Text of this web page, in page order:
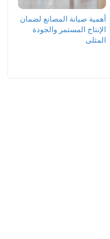
أهمية صيانة المصانع لضمان
الإنتاج المستمر والجودة
المثلى